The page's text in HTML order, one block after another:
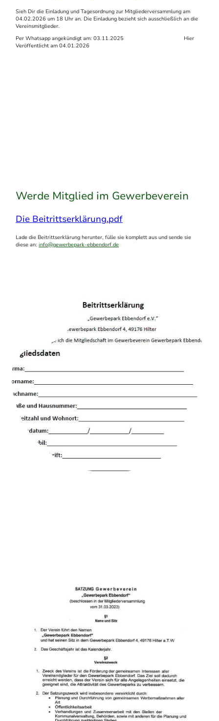
Sieh Dir die Einladung und Tagesordnung zur Mitgliederversammlung am
04.02.2026 um 18 Uhr an. Die Einladung bezieht sich ausschließlich an die
Vereinsmitglieder.
Per Whatsapp angekündigt am: 03.11.2025 Hier
Veröffentlicht am 04.01.2026
Werde Mitglied im Gewerbeverein
Die Beitrittserklärung.pdf
Lade die Beitrittserklärung herunter, fülle sie komplett aus und sende sie
diese an: info@gewerbepark-ebbendorf.de